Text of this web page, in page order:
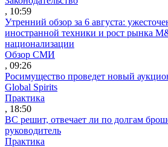
, 10:59
Утренний обзор за 6 августа:
иностранной техники и рост рынка
национализации
Обзор СМИ
, 09:26
Росимущество проведет новый
Global Spirits
Практика
, 18:50
ВС решит, отвечает ли по долгам
руководитель
Практика